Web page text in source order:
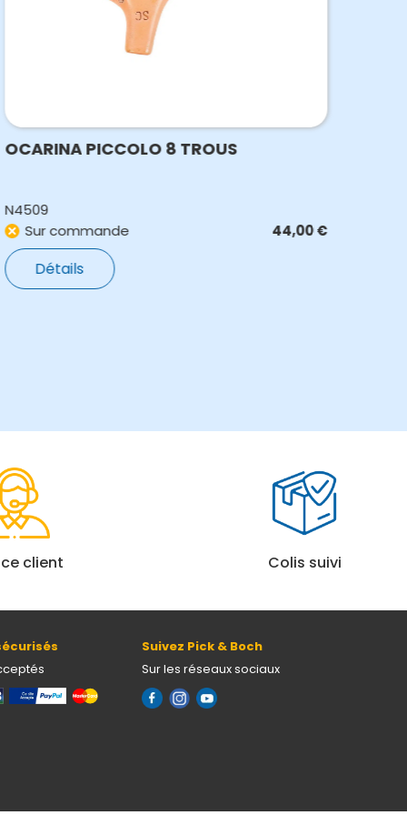
OCARINA PICCOLO 8 TROUS
N4509
Sur commande
44,00€
Détails
client Colis suivi
Suivez Pick & Boch
Sur les réseaux sociaux